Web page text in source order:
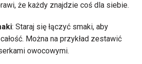
że każdy znajdzie coś dla siebie.
: Staraj się łączyć smaki, aby
Można na przykład zestawić
owocowymi.